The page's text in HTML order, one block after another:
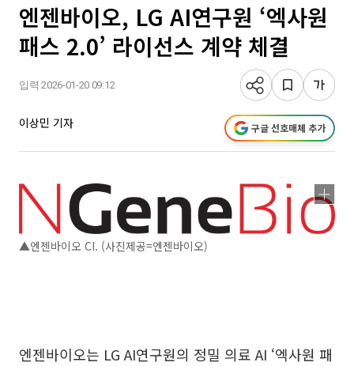
엔젠바이오, LG AI연구원 ‘엑사원
패스 2.0’ 라이선스 계약 체결
입력 2026-01-20 09:12
이상민 기자 구글 선호매체 추가
▲엔젠바이오 CI. (사진제공=엔젠바이오)
엔젠바이오는 LG AI연구원의 정밀 의료 AI ‘엑사원 패